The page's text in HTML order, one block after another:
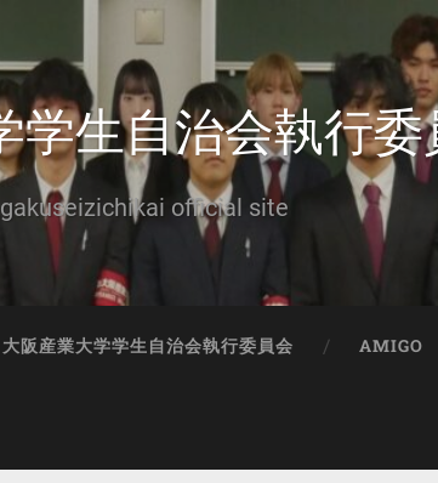
学生自治会執行
official site
大阪産業大学学生自治会執行委員会 AMIGO